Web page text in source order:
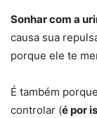
Sonhar com a
causa sua
porque ele te
É também
controlar (é por